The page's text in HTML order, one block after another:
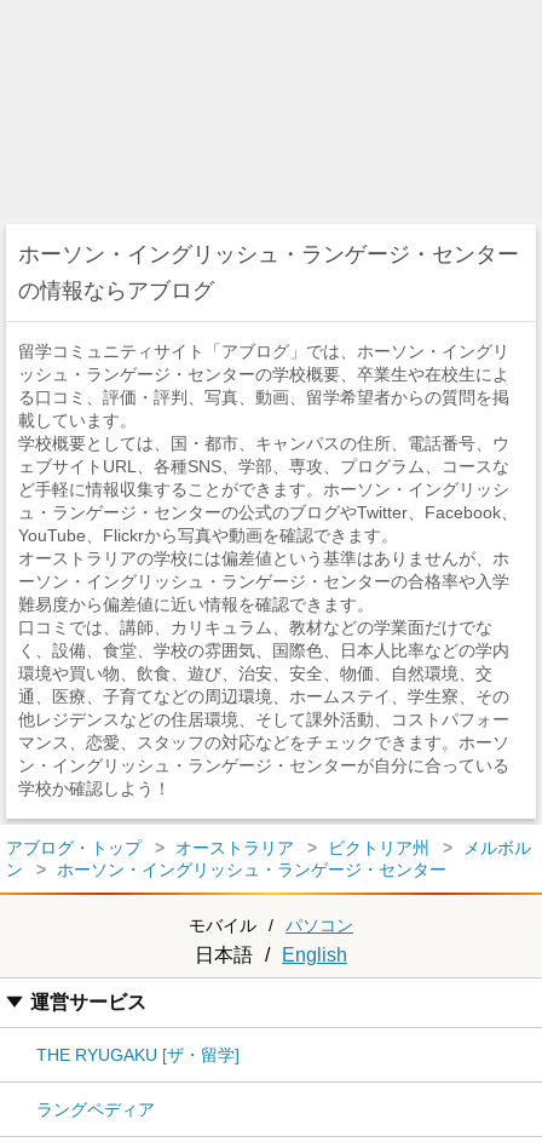
ホーソン・イングリッシュ・ランゲージ・センター
の情報ならアブログ
留学コミュニティサイト「アブログ」では、ホーソン・イングリ
ッシュ・ランゲージ・センターの学校概要、卒業生や在校生によ
る口コミ、評価・評判、写真、動画、留学希望者からの質問を掲
載しています。
学校概要としては、国・都市、キャンパスの住所、電話番号、ウ
ェブサイトURL、各種SNS、学部、専攻、プログラム、コースな
ど手軽に情報収集することができます。ホーソン・イングリッシ
ュ・ランゲージ・センターの公式のブログやTwitter、Facebook、
YouTube、Flickrから写真や動画を確認できます。
オーストラリアの学校には偏差値という基準はありませんが、ホ
ーソン・イングリッシュ・ランゲージ・センターの合格率や入学
難易度から偏差値に近い情報を確認できます。
口コミでは、講師、カリキュラム、教材などの学業面だけでな
く、設備、食堂、学校の雰囲気、国際色、日本人比率などの学内
環境や買い物、飲食、遊び、治安、安全、物価、自然環境、交
通、医療、子育てなどの周辺環境、ホームステイ、学生寮、その
他レジデンスなどの住居環境、そして課外活動、コストパフォー
マンス、恋愛、スタッフの対応などをチェックできます。ホーソ
ン・イングリッシュ・ランゲージ・センターが自分に合っている
学校か確認しよう！
アブログ・トップ オーストラリア ビクトリア州
メルボル
ン
ホーソン・イングリッシュ・ランゲージ・センター
モバイル / パソコン
日本語 / English
運営サービス
THE RYUGAKU [ザ・留学]
ラングペディア